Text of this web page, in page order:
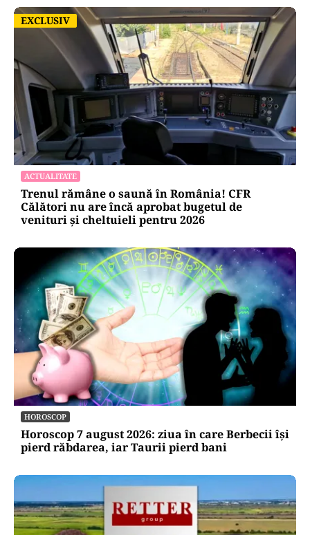
EXCLUSIV
EXCLUSIV
ACTUALITATE
Trenul rămâne o saună în România! CFR
Călători nu are încă aprobat bugetul de
venituri și cheltuieli pentru 2026
HOROSCOP
Horoscop 7 august 2026: ziua în care Berbecii își
pierd răbdarea, iar Taurii pierd bani